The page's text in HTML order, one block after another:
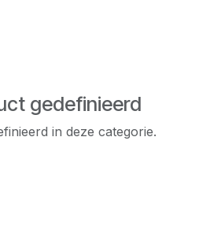
gedefinieerd
in deze categorie.